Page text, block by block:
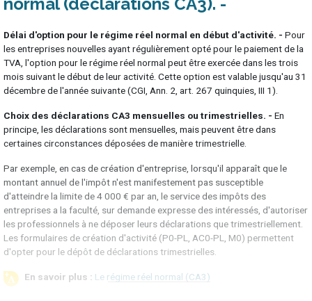
Délai d'option pour le régime réel normal en début d'activité. - Pour
les entreprises nouvelles ayant régulièrement opté pour le paiement de la
TVA, l'option pour le régime réel normal peut être exercée dans les trois
mois suivant le début de leur activité. Cette option est valable jusqu'au 31
décembre de l'année suivante (CGI, Ann. 2, art. 267 quinquies, III 1).
Choix des déclarations CA3 mensuelles ou trimestrielles. - En
principe, les déclarations sont mensuelles, mais peuvent être dans
certaines circonstances déposées de manière trimestrielle.
Par exemple, en cas de création d'entreprise, lorsqu'il apparaît que le
montant annuel de l'impôt n'est manifestement pas susceptible
d'atteindre la limite de 4 000 € par an, le service des impôts des
entreprises a la faculté, sur demande expresse des intéressés, d'autoriser
les professionnels à ne déposer leurs déclarations que trimestriellement.
Les formulaires de création d'activité (P0-PL, AC0-PL, M0) permettent
d'opter pour le dépôt de déclarations trimestrielles.
Le régime réel normal (CA3)